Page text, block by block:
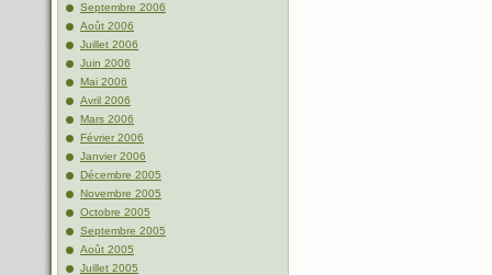
Septembre 2006
Août 2006
Juillet 2006
Juin 2006
Mai 2006
Avril 2006
Mars 2006
Février 2006
Janvier 2006
Décembre 2005
Novembre 2005
Octobre 2005
Septembre 2005
Août 2005
Juillet 2005